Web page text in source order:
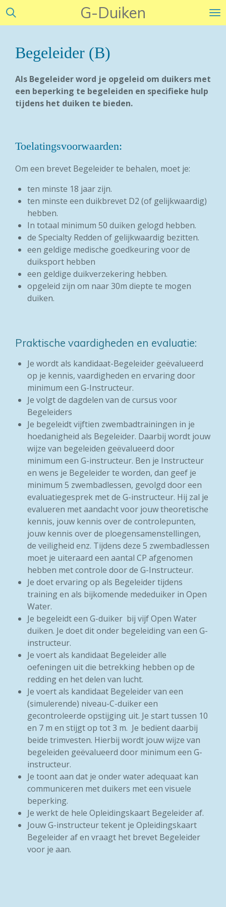
Ga
hoofdinhoud
G-Duiken
Begeleider (B)
Als Begeleider word je opgeleid om duikers met
een beperking te begeleiden en specifieke hulp
tijdens het duiken te bieden.
Toelatingsvoorwaarden:
Om een brevet Begeleider te behalen, moet je:
ten minste 18 jaar zijn.
ten minste een duikbrevet D2 (of gelijkwaardig)
hebben.
In totaal minimum 50 duiken gelogd hebben.
de Specialty Redden of gelijkwaardig bezitten.
een geldige medische goedkeuring voor de
duiksport hebben
een geldige duikverzekering hebben.
opgeleid zijn om naar 30m diepte te mogen
duiken.
Praktische vaardigheden en evaluatie:
Je wordt als kandidaat-Begeleider geëvalueerd
op je kennis, vaardigheden en ervaring door
minimum een G-Instructeur.
Je volgt de dagdelen van de cursus voor
Begeleiders
Je begeleidt vijftien zwembadtrainingen in je
hoedanigheid als Begeleider. Daarbij wordt jouw
wijze van begeleiden geëvalueerd door
minimum een G-instructeur. Ben je Instructeur
en wens je Begeleider te worden, dan geef je
minimum 5 zwembadlessen, gevolgd door een
evaluatiegesprek met de G-instructeur. Hij zal je
evalueren met aandacht voor jouw theoretische
kennis, jouw kennis over de controlepunten,
jouw kennis over de ploegensamenstellingen,
de veiligheid enz. Tijdens deze 5 zwembadlessen
moet je uiteraard een aantal CP afgenomen
hebben met controle door de G-Instructeur.
Je doet ervaring op als Begeleider tijdens
training en als bijkomende mededuiker in Open
Water.
Je begeleidt een G-duiker bij vijf Open Water
duiken. Je doetdit onder begeleiding van een G-
instructeur.
Je voert als kandidaat Begeleider alle
oefeningen uit die betrekking hebben op de
redding en het delen van lucht.
Je voert als kandidaat Begeleider van een
(simulerende) niveau-C-duiker een
gecontroleerde opstijging uit. Je start tussen 10
en 7 m en stijgt op tot 3 m. Je bedient daarbij
beide trimvesten. Hierbij wordt jouw wijze van
begeleiden geëvalueerd door minimum een G-
instructeur.
Je toont aan dat je onder water adequaat kan
communiceren met duikers meteen visuele
beperking.
Je werkt de hele Opleidingskaart Begeleider af.
Jouw G-instructeur tekent je Opleidingskaart
Begeleider af en vraagt het brevet Begeleider
voor je aan.